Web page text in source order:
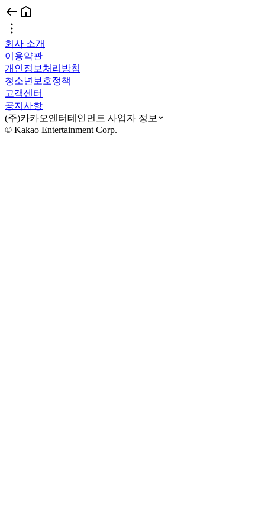
회사 소개
이용약관
개인정보처리방침
청소년보호정책
고객센터
공지사항
(주)카카오엔터테인먼트 사업자 정보
© Kakao Entertainment Corp.